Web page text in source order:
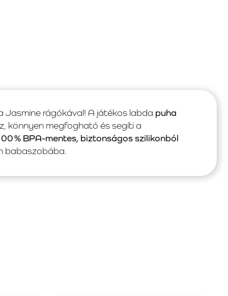
Jasmine rágókával! A játékos labda puha
könnyen megfogható és segíti a
% BPA-mentes, biztonságos szilikonból
babaszobába.